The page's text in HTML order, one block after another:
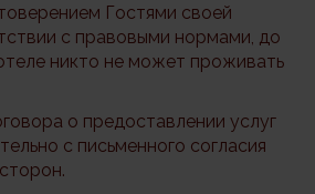
Гостями своей
с правовыми нормами, до
никто не может проживать
о предоставлении услуг
с письменного согласия